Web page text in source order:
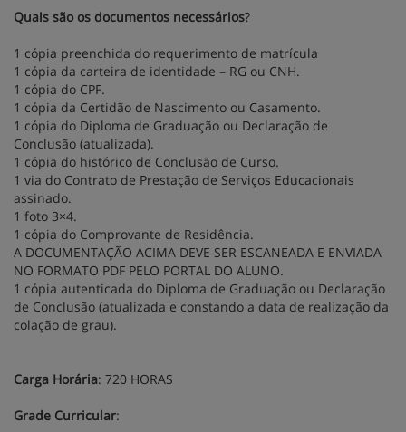
Quais são os documentos necessários?
1 cópia preenchida do requerimento de matrícula
1 cópia da carteira de identidade – RG ou CNH.
1 cópia do CPF.
1 cópia da Certidão de Nascimento ou Casamento.
1 cópia do Diploma de Graduação ou Declaração de
Conclusão (atualizada).
1 cópia do histórico de Conclusão de Curso.
1 via do Contrato de Prestação de Serviços Educacionais
assinado.
1 foto 3×4.
1 cópia do Comprovante de Residência.
A DOCUMENTAÇÃO ACIMA DEVE SER ESCANEADA E ENVIADA
NO FORMATO PDF PELO PORTAL DO ALUNO.
1 cópia autenticada do Diploma de Graduação ou Declaração
de Conclusão (atualizada e constando a data de realização da
colação de grau).
Carga Horária: 720 HORAS
Grade Curricular: